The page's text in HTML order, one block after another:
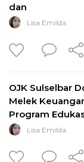
dan
Lisa Emilda
OJK Sulselbar
Melek
Program
Lisa Emilda